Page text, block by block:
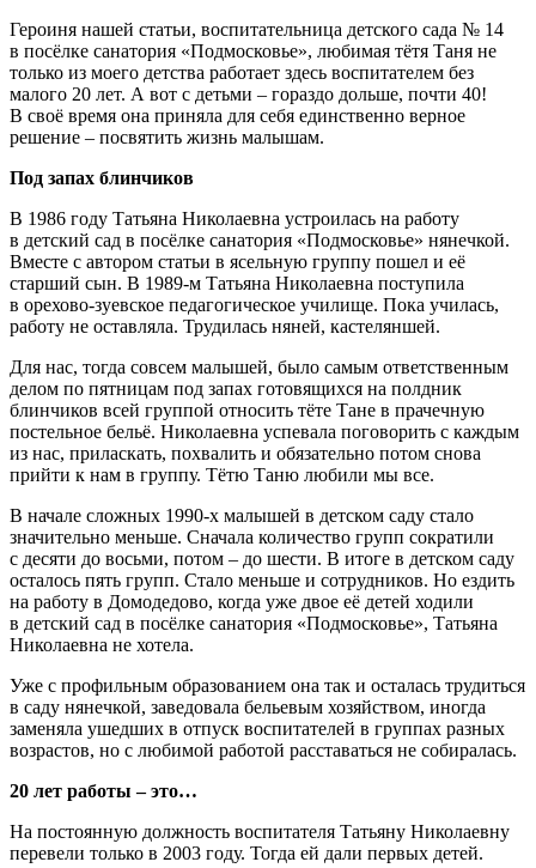
Героиня нашей статьи, воспитательница детского сада № 14
в посёлке санатория «Подмосковье», любимая тётя Таня не
только из моего детства работает здесь воспитателем без
малого 20 лет. А вот с детьми – гораздо дольше, почти 40!
В своё время она приняла для себя единственно верное
решение – посвятить жизнь малышам.
Под запах блинчиков
В 1986 году Татьяна Николаевна устроилась на работу
в детский сад в посёлке санатория «Подмосковье» нянечкой.
Вместе с автором статьи в ясельную группу пошел и её
старший сын. В 1989-м Татьяна Николаевна поступила
в орехово-зуевское педагогическое училище. Пока училась,
работу не оставляла. Трудилась няней, кастеляншей.
Для нас, тогда совсем малышей, было самым ответственным
делом по пятницам под запах готовящихся на полдник
блинчиков всей группой относить тёте Тане в прачечную
постельное бельё. Николаевна успевала поговорить с каждым
из нас, приласкать, похвалить и обязательно потом снова
прийти к нам в группу. Тётю Таню любили мы все.
В начале сложных 1990-х малышей в детском саду стало
значительно меньше. Сначала количество групп сократили
с десяти до восьми, потом – до шести. В итоге в детском саду
осталось пять групп. Стало меньше и сотрудников. Но ездить
на работу в Домодедово, когда уже двое её детей ходили
в детский сад в посёлке санатория «Подмосковье», Татьяна
Николаевна не хотела.
Уже с профильным образованием она так и осталась трудиться
в саду нянечкой, заведовала бельевым хозяйством, иногда
заменяла ушедших в отпуск воспитателей в группах разных
возрастов, но с любимой работой расставаться не собиралась.
20 лет работы – это…
На постоянную должность воспитателя Татьяну Николаевну
перевели только в 2003 году. Тогда ей дали первых детей.